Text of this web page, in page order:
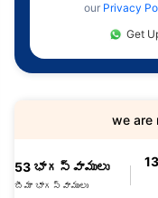
our Privacy
Get
53 భాగస్వాములు
బీమా భాగస్వాములు
we are